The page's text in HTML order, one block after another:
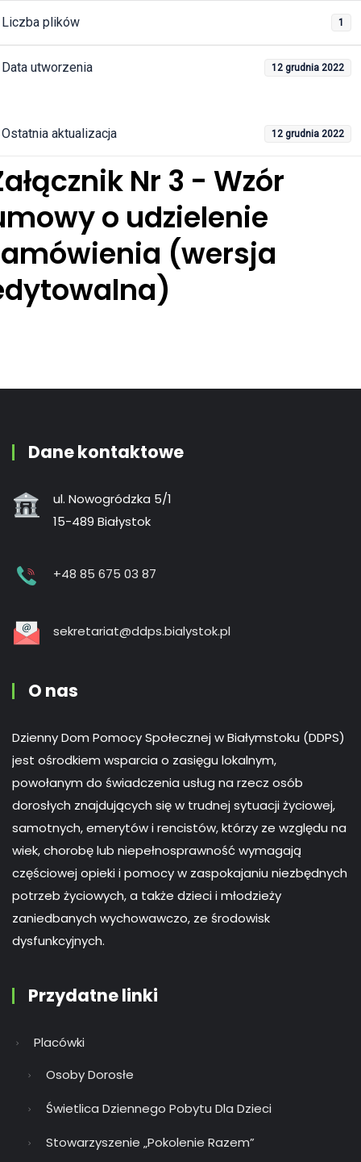
Liczba plików 1
Data utworzenia 12 grudnia 2022
Ostatnia aktualizacja 12 grudnia 2022
Nr 3 - Wzór
o udzielenie
(wersja
Dane kontaktowe
ul. Nowogródzka 5/1
15-489 Białystok
+48 85 675 03 87
sekretariat@ddps.bialystok.pl
O nas
Dzienny Dom Pomocy Społecznej w Białymstoku (DDPS)
jest ośrodkiem wsparcia o zasięgu lokalnym,
powołanym do świadczenia usług na rzecz osób
dorosłych znajdujących się w trudnej sytuacji życiowej,
samotnych, emerytów i rencistów, którzy ze względu na
wiek, chorobę lub niepełnosprawność wymagają
częściowej opieki i pomocy w zaspokajaniu niezbędnych
potrzeb życiowych, a także dzieci i młodzieży
zaniedbanych wychowawczo, ze środowisk
dysfunkcyjnych.
Przydatne linki
Placówki
Osoby Dorosłe
Świetlica Dziennego Pobytu Dla Dzieci
Stowarzyszenie „Pokolenie Razem”